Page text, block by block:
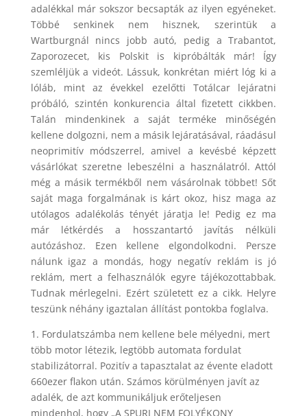
adalékkal már sokszor becsapták az ilyen egyéneket.
Többé senkinek nem hisznek, szerintük a
Wartburgnál nincs jobb autó, pedig a Trabantot,
Zaporozecet, kis Polskit is kipróbálták már! Így
szemléljük a videót. Lássuk, konkrétan miért lóg ki a
lóláb, mint az évekkel ezelőtti Totálcar lejáratni
próbáló, szintén konkurencia által fizetett cikkben.
Talán mindenkinek a saját terméke minőségén
kellene dolgozni, nem a másik lejáratásával, ráadásul
neoprimitív módszerrel, amivel a kevésbé képzett
vásárlókat szeretne lebeszélni a használatról. Attól
még a másik termékből nem vásárolnak többet! Sőt
saját maga forgalmának is kárt okoz, hisz maga az
utólagos adalékolás tényét járatja le! Pedig ez ma
már létkérdés a hosszantartó javítás nélküli
autózáshoz. Ezen kellene elgondolkodni. Persze
nálunk igaz a mondás, hogy negatív reklám is jó
reklám, mert a felhasználók egyre tájékozottabbak.
Tudnak mérlegelni. Ezért született ez a cikk. Helyre
teszünk néhány igaztalan állítást pontokba foglalva.
1. Fordulatszámba nem kellene bele mélyedni, mert
több motor létezik, legtöbb automata fordulat
stabilizátorral. Pozitív a tapasztalat az évente eladott
660ezer flakon után. Számos körülményen javít az
adalék, de azt kommunikáljuk erőteljesen
mindenhol, hogy „A SPURI NEM FOLYÉKONY